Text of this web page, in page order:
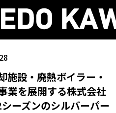
施設・廃熱ボイラー・
業を展開する株式会社
ーズンのシルバーパー